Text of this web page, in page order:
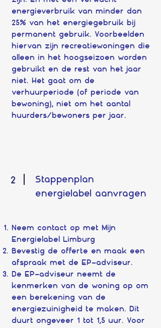
energieverbruik van minder dan
25% van het energiegebruik bij
permanent gebruik. Voorbeelden
hiervan zijn recreatiewoningen die
alleen in het hoogseizoen worden
gebruikt en de rest van het jaar
niet. Het gaat om de
verhuurperiode (of periode van
bewoning), niet om het aantal
huurders/bewoners per jaar.
2
Stappenplan
energielabel aanvragen
Neem contact op met Mijn
Energielabel Limburg
Bevestig de offerte en maak een
afspraak met de EP-adviseur.
De EP-adviseur neemt de
kenmerken van de woning op om
een berekening van de
energiezuinigheid te maken. Dit
duurt ongeveer 1 tot 1,5 uur. Voor